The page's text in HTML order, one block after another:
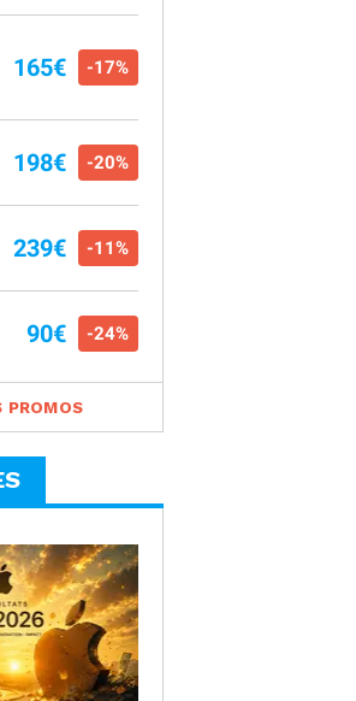
165€ -17%
198€ -20%
239€ -11%
90€ -24%
PROMOS